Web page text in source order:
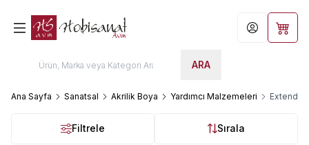
ARA
Hesabım
Ana Sayfa Sanatsal Akrilik Boya Yardımcı Malzemeleri Extender-
Filtrele Sırala